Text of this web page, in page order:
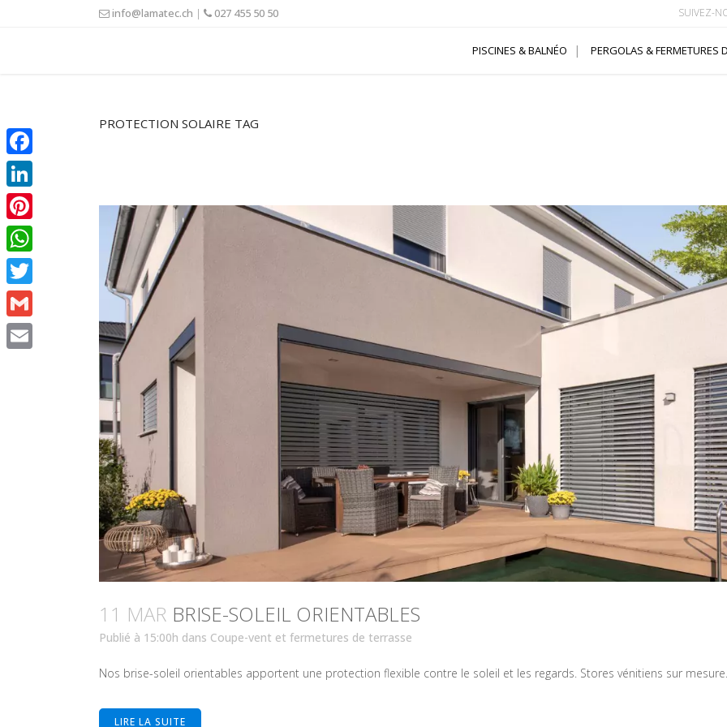
info@lamatec.ch | 027 455 50 50 SUIVEZ-
PISCINES & BALNÉO PERGOLAS & FERMETURES
PROTECTION SOLAIRE TAG
11 MAR BRISE-SOLEIL ORIENTABLES
Publié à 15:00h dans Coupe-vent et fermetures de terrasse
Nos brise-soleil orientables apportent une protection flexible contre le soleil et les regards. Stores vénitiens sur
LIRE LA SUITE
Facebook
LinkedIn
Pinterest
WhatsApp
Twitter
Gmail